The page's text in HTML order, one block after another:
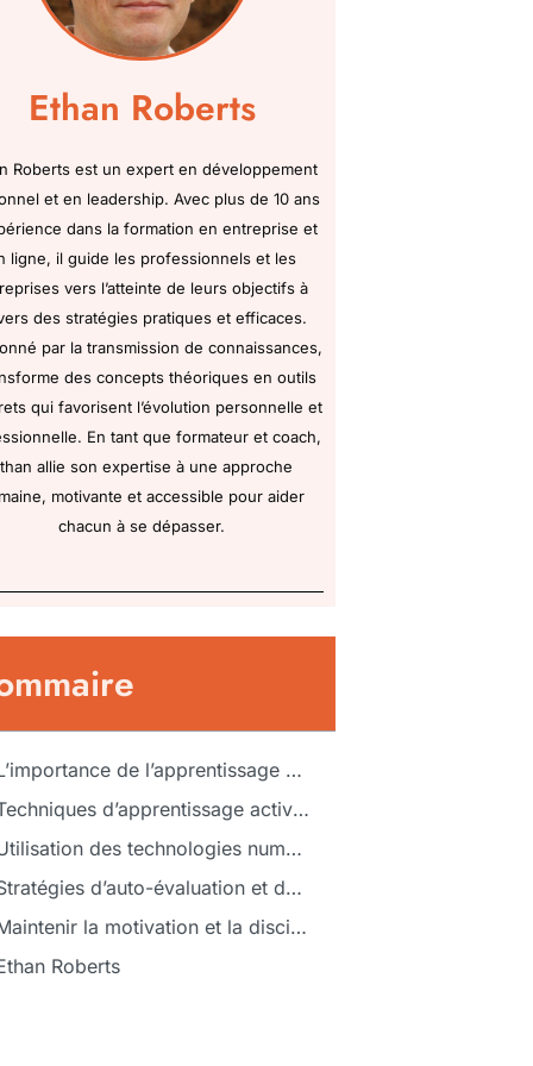
Ethan Roberts
Roberts est un expert en développement
et en leadership. Avec plus de 10 ans
dans la formation en entreprise et
ligne, il guide les professionnels et les
vers l’atteinte de leurs objectifs à
des stratégies pratiques et efficaces.
par la transmission de connaissances,
des concepts théoriques en outils
qui favorisent l’évolution personnelle et
En tant que formateur et coach,
allie son expertise à une approche
motivante et accessible pour aider
chacun à se dépasser.
L’importance de l’apprentissage continu
Techniques d’apprentissage actives
Utilisation des technologies numériques
Stratégies d’auto-évaluation et de feedback
Maintenir la motivation et la discipline
Roberts